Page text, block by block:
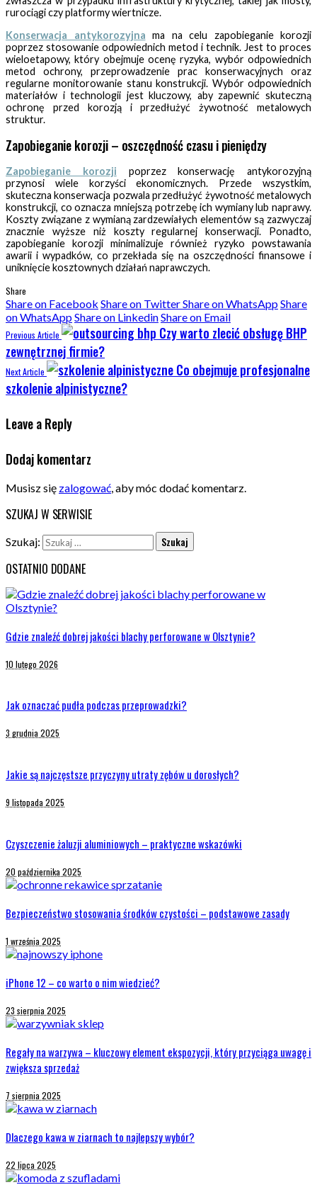
rurociągi czy platformy wiertnicze.
Konserwacja antykorozyjna ma na celu zapobieganie korozji
poprzez stosowanie odpowiednich metod i technik. Jest to proces
wieloetapowy, który obejmuje ocenę ryzyka, wybór odpowiednich
metod ochrony, przeprowadzenie prac konserwacyjnych oraz
regularne monitorowanie stanu konstrukcji. Wybór odpowiednich
materiałów i technologii jest kluczowy, aby zapewnić skuteczną
ochronę przed korozją i przedłużyć żywotność metalowych
struktur.
Zapobieganie korozji – oszczędność czasu i pieniędzy
Zapobieganie korozji poprzez konserwację antykorozyjną
przynosi wiele korzyści ekonomicznych. Przede wszystkim,
skuteczna konserwacja pozwala przedłużyć żywotność metalowych
konstrukcji, co oznacza mniejszą potrzebę ich wymiany lub naprawy.
Koszty związane z wymianą zardzewiałych elementów są zazwyczaj
znacznie wyższe niż koszty regularnej konserwacji. Ponadto,
zapobieganie korozji minimalizuje również ryzyko powstawania
awarii i wypadków, co przekłada się na oszczędności finansowe i
uniknięcie kosztownych działań naprawczych.
Share
Share on Facebook Share on TwitterShare on WhatsAppShare
on WhatsAppShare on LinkedinShare on Email
Previous Article
Czy warto zlecić obsługę BHP
zewnętrznej firmie?
Next Article
Co obejmuje profesjonalne
szkolenie alpinistyczne?
Leave a Reply
Dodaj komentarz
Musisz się zalogować, aby móc dodać komentarz.
SZUKAJ W SERWISIE
Szukaj:
OSTATNIO DODANE
Gdzie znaleźć dobrej jakości blachy perforowane w Olsztynie?
10 lutego 2026
Jak oznaczać pudła podczas przeprowadzki?
3 grudnia 2025
Jakie są najczęstsze przyczyny utraty zębów u dorosłych?
9 listopada 2025
Czyszczenie żaluzji aluminiowych – praktyczne wskazówki
20 października 2025
Bezpieczeństwo stosowania środków czystości – podstawowe zasady
1 września 2025
iPhone 12 – co warto o nim wiedzieć?
23 sierpnia 2025
Regały na warzywa – kluczowy element ekspozycji, który przyciąga uwagę i
zwiększa sprzedaż
7 sierpnia 2025
Dlaczego kawa w ziarnach to najlepszy wybór?
22 lipca 2025